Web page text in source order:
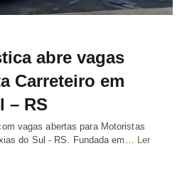
abre vagas
Carreteiro em
– RS
vagas abertas para Motoristas
do Sul - RS. Fundada em…
Ler